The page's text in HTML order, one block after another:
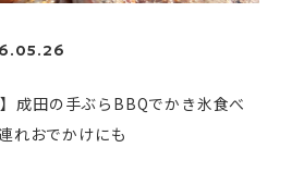
成田の手ぶらBBQでかき氷食べ
れおでかけにも